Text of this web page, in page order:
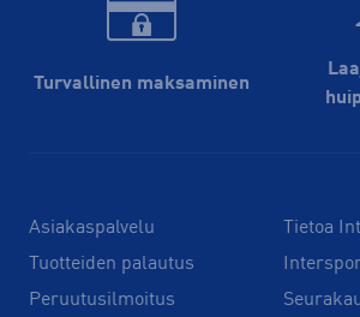
Turvallinen maksaminen
Asiakaspalvelu
Tuotteiden palautus
Peruutusilmoitus
Tietoa